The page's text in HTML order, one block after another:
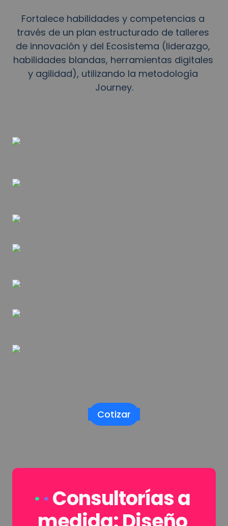
Fortalece habilidades y competencias a
través de un plan estructurado de talleres
de innovación y del Ecosistema (liderazgo,
habilidades blandas, herramientas digitales
y agilidad), utilizando la metodología
Journey.
Cotizar
·· Consultorías a